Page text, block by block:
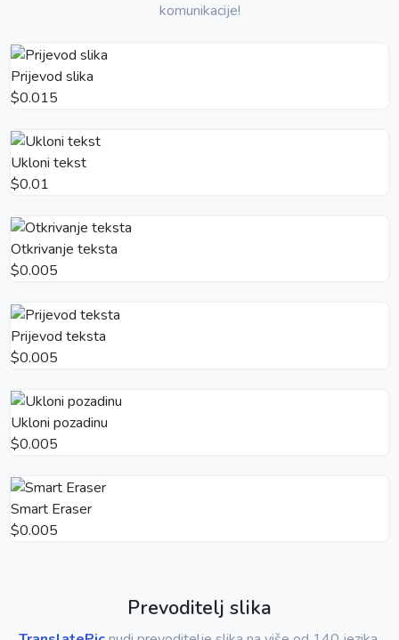
komunikacije!
Prijevod slika
$0.015
Ukloni tekst
$0.01
Otkrivanje teksta
$0.005
Prijevod teksta
$0.005
Ukloni pozadinu
$0.005
Smart Eraser
$0.005
Prevoditelj slika